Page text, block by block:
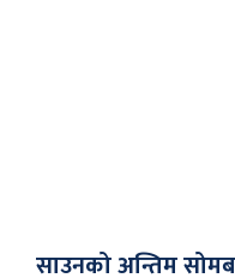
साउनको अन्तिम